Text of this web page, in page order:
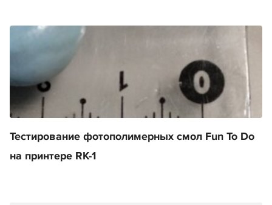
Тестирование фотополимерных смол Fun To Do
на принтере RK-1